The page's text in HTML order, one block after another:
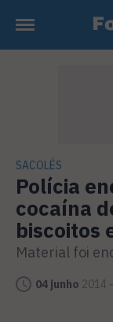
SACOLÉS
Polícia
cocaína
biscoitos
Material foi
04 junho 2014